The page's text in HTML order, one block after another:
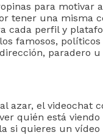
para
tener una misma
cada perfil y
famosos,
paradero
azar, el videochat
quién está
si quieres un